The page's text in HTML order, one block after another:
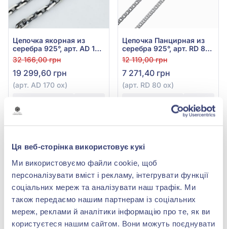
Ця веб-сторінка використовує кукі
Ми використовуємо файли cookie, щоб
персоналізувати вміст і рекламу, інтегрувати функції
соціальних мереж та аналізувати наш трафік. Ми
також передаємо нашим партнерам із соціальних
мереж, реклами й аналітики інформацію про те, як ви
користуєтеся нашим сайтом. Вони можуть поєднувати
Цепочка якорная из
серебра 925°, арт. AD 170
ox
32 166,00 грн
19 299,60 грн
(арт. AD 170 ox)
Цепочка Панцирная из
серебра 925°, арт. RD 80
ox
12 119,00 грн
7 271,40 грн
(арт. RD 80 ox)